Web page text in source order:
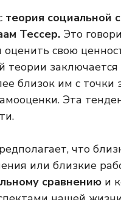
теория социальной
Тессер. Это
оценить свою
теории
близок им с
Эта
что
или близкие
сравнению и